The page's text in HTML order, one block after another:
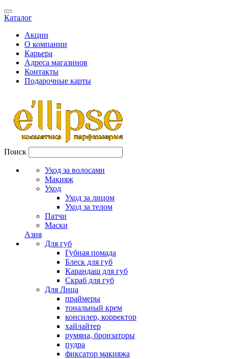
Каталог
Акции
О компании
Карьера
Адреса магазинов
Контакты
Подарочные карты
Поиск
Уход за волосами
Макияж
Уход
Уход за лицом
Уход за телом
Патчи
Маски
Азия
Для губ
Губная помада
Блеск для губ
Карандаш для губ
Скраб для губ
Для Лица
праймеры
тональный крем
консилер, корректор
хайлайтер
румяна, бронзаторы
пудра
фиксатор макияжа